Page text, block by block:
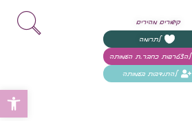
קישורים מהירים
לתרומה
להצטרפות כחבר.ת העמותה
להתנדבות בעמותה